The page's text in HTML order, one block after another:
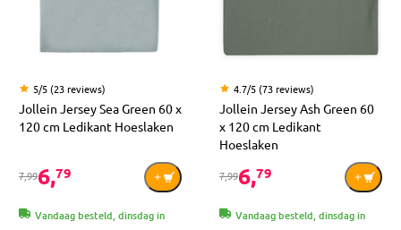
5/5 (23 reviews)
Jollein Jersey Sea Green 60 x
120 cm Ledikant Hoeslaken
7,996,79
Vandaag besteld, dinsdag in
4.7/5 (73 reviews)
Jollein Jersey Ash Green 60
x 120 cm Ledikant
Hoeslaken
7,996,79
Vandaag besteld, dinsdag in